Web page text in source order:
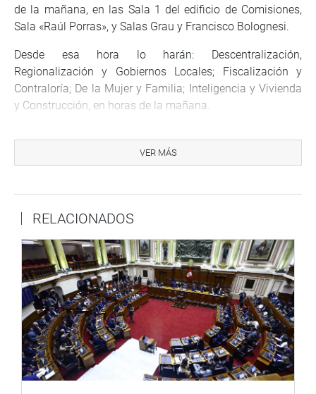
de la mañana, en las Sala 1 del edificio de Comisiones,
Sala «Raúl Porras», y Salas Grau y Francisco Bolognesi.
Desde esa hora lo harán: Descentralización,
Regionalización y Gobiernos Locales; Fiscalización y
Contraloría; De la Mujer y Familia; Inteligencia y Vivienda
y Construcción, en horas de la mañana.
Personas con Discapacidad; Ciencia, Innovación y
Tecnología; Salud y Población; y finalmente a las 5:30 pm
PRENSA CONGRESO
VER MÁS
RELACIONADOS